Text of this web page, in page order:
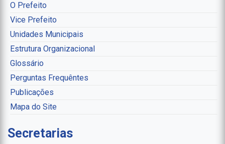
O Prefeito
Vice Prefeito
Unidades Municipais
Estrutura Organizacional
Glossário
Perguntas Frequêntes
Publicações
Mapa do Site
Secretarias